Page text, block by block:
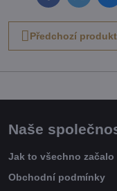
Předchozí produkt
Naše
Jak to všechno začalo
Obchodní podmínky